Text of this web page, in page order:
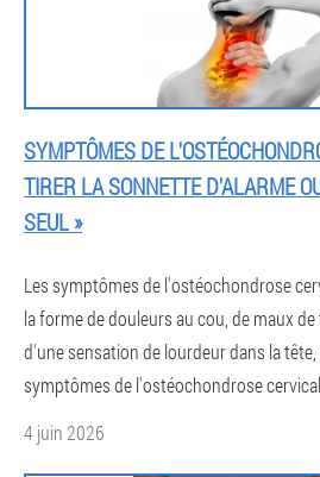
SYMPTÔMES DE
TIRER LA SONNETTE D'ALARME
SEUL »
Les symptômes de l'ostéochondrose
la forme de douleurs au cou, de maux de
d'une sensation de lourdeur dans la
symptômes de l'ostéochondrose
4 juin 2026